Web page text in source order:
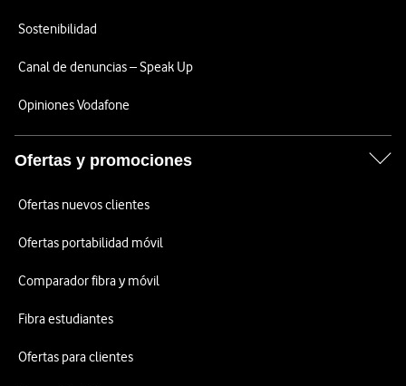
Sostenibilidad
Canal de denuncias – Speak Up
Opiniones Vodafone
Ofertas y promociones
Ofertas nuevos clientes
Ofertas portabilidad móvil
Comparador fibra y móvil
Fibra estudiantes
Ofertas para clientes